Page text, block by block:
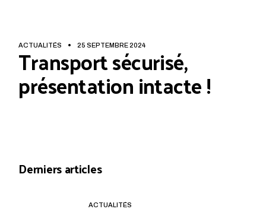
ACTUALITÉS 25 SEPTEMBRE 2024
Transport sécurisé,
présentation intacte !
Derniers articles
ACTUALITÉS